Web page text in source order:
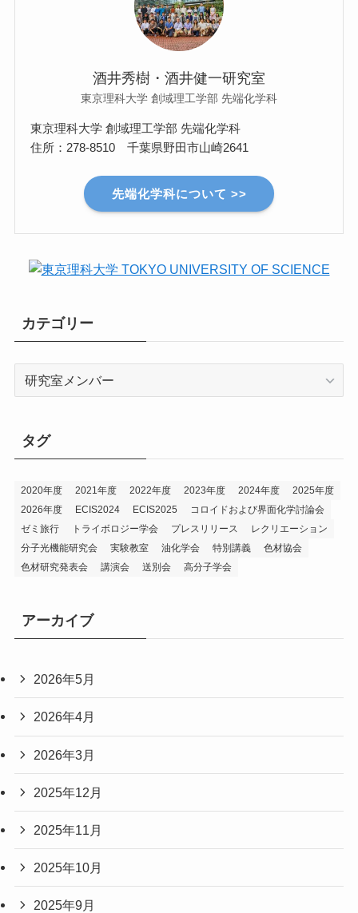
酒井秀樹・酒井健一研究室
東京理科大学 創域理工学部 先端化学科
東京理科大学 創域理工学部 先端化学科
住所：278-8510 千葉県野田市山崎2641
先端化学科について >>
カテゴリー
カ
ー
タグ
2020年度 2021年度 2022年度 2023年度 2024年度
2025年度
2026年度
ECIS2024 ECIS2025
コロイドおよび界面化学討論会
ゼミ旅行
トライボロジー学会 プレスリリース
レクリエーション
分子光機能研究会
実験教室 油化学会 特別講義
色材協会
色材研究発表会
講演会 送別会 高分子学会
アーカイブ
2026年5月
2026年4月
2026年3月
2025年12月
2025年11月
2025年10月
2025年9月